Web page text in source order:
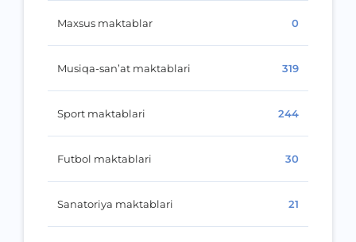
Maxsus maktablar 0
Musiqa-san’at maktablari 319
Sport maktablari 244
Futbol maktablari 30
Sanatoriya maktablari 21